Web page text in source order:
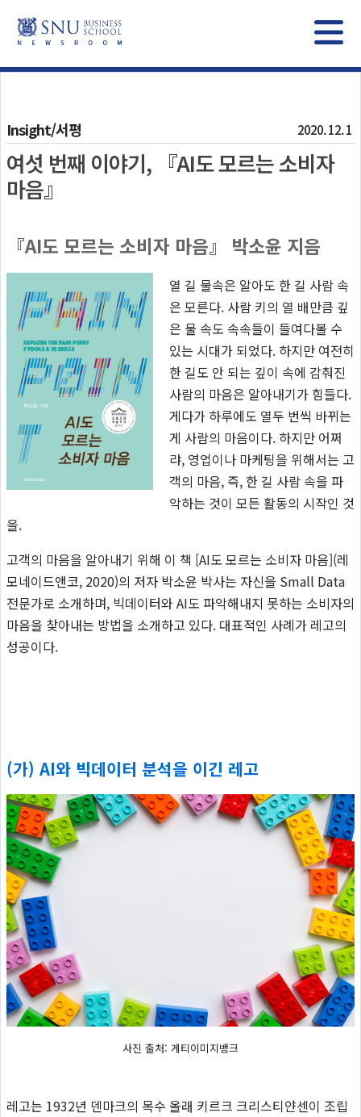
Insight/서평 2020. 12. 1
여섯 번째 이야기, 『AI도 모르는 소비자
마음』
『AI도 모르는 소비자 마음』 박소윤 지음
열 길 물속은 알아도 한 길 사람 속
은 모른다. 사람 키의 열 배만큼 깊
은 물 속도 속속들이 들여다볼 수
있는 시대가 되었다. 하지만 여전히
한 길도 안 되는 깊이 속에 감춰진
사람의 마음은 알아내기가 힘들다.
게다가 하루에도 열두 번씩 바뀌는
게 사람의 마음이다. 하지만 어쩌
랴, 영업이나 마케팅을 위해서는 고
객의 마음, 즉, 한 길 사람 속을 파
악하는 것이 모든 활동의 시작인 것
을.
고객의 마음을 알아내기 위해 이 책 [AI도 모르는 소비자 마음](레
모네이드앤코, 2020)의 저자 박소윤 박사는 자신을 Small Data
전문가로 소개하며, 빅데이터와 AI도 파악해내지 못하는 소비자의
마음을 찾아내는 방법을 소개하고 있다. 대표적인 사례가 레고의
성공이다.
(가) AI와 빅데이터 분석을 이긴 레고
사진 출처: 게티이미지뱅크
레고는 1932년 덴마크의 목수 올래 키르크 크리스티얀센이 조립